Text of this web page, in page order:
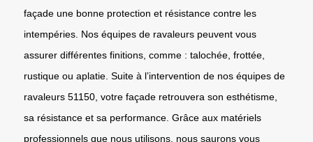
façade une bonne protection et résistance contre les
intempéries. Nos équipes de ravaleurs peuvent vous
assurer différentes finitions, comme : talochée, frottée,
rustique ou aplatie. Suite à l’intervention de nos équipes de
ravaleurs 51150, votre façade retrouvera son esthétisme,
sa résistance et sa performance. Grâce aux matériels
professionnels que nous utilisons, nous saurons vous